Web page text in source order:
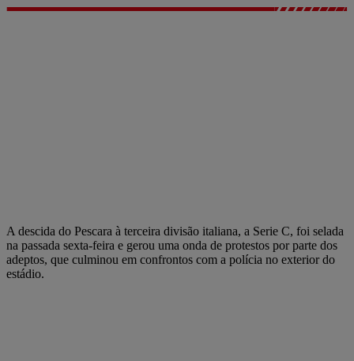
A descida do Pescara à terceira divisão italiana, a Serie C, foi selada
na passada sexta-feira e gerou uma onda de protestos por parte dos
adeptos, que culminou em confrontos com a polícia no exterior do
estádio.